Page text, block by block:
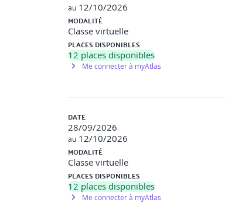
au 12/10/2026
MODALITÉ
Classe virtuelle
PLACES DISPONIBLES
12 places disponibles
Me connecter à myAtlas
DATE
28/09/2026
au 12/10/2026
MODALITÉ
Classe virtuelle
PLACES DISPONIBLES
12 places disponibles
Me connecter à myAtlas